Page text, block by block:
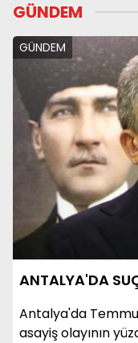
GÜNDEM
GÜNDEM
ANTALYA'DA
Antalya'da
asayiş olayının